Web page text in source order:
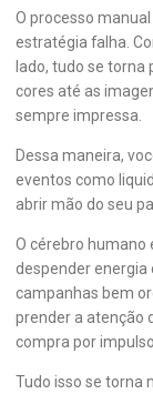
O processo
estratégia falha.
lado, tudo se
cores até as
sempre impressa.
Dessa maneira,
eventos como
abrir mão do seu
O cérebro humano
despender energia
campanhas bem
prender a atenção
compra por impulso.
Tudo isso se torna